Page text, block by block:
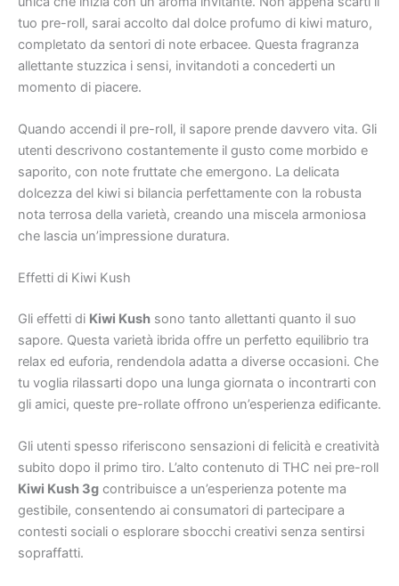
​​tuo pre-roll, sarai accolto dal dolce profumo di kiwi maturo,
completato da sentori di note erbacee. Questa fragranza
allettante stuzzica i sensi, invitandoti a concederti un
momento di piacere.
Quando accendi il pre-roll, il sapore prende davvero vita. Gli
utenti descrivono costantemente il gusto come morbido e
saporito, con note fruttate che emergono. La delicata
dolcezza del kiwi si bilancia perfettamente con la robusta
nota terrosa della varietà, creando una miscela armoniosa
che lascia un’impressione duratura.
Effetti di Kiwi Kush
Gli effetti di Kiwi Kush sono tanto allettanti quanto il suo
sapore. Questa varietà ibrida offre un perfetto equilibrio tra
relax ed euforia, rendendola adatta a diverse occasioni. Che
tu voglia rilassarti dopo una lunga giornata o incontrarti con
gli amici, queste pre-rollate offrono un’esperienza edificante.
Gli utenti spesso riferiscono sensazioni di felicità e creatività
subito dopo il primo tiro. L’alto contenuto di THC nei pre-roll
Kiwi Kush 3g contribuisce a un’esperienza potente ma
gestibile, consentendo ai consumatori di partecipare a
contesti sociali o esplorare sbocchi creativi senza sentirsi
sopraffatti.